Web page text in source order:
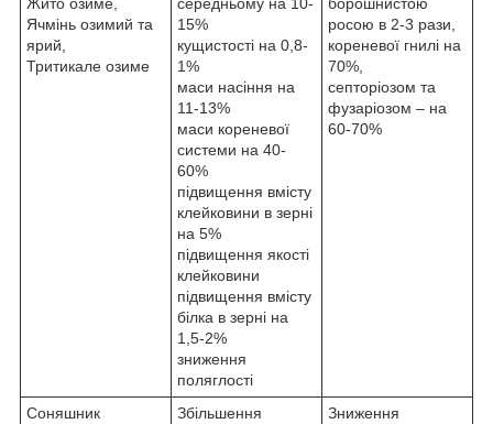
Жито озиме,
Ячмінь озимий та
ярий,
Тритикале озиме
середньому на 10-
15%
кущистості на 0,8-
1%
маси насіння на
11-13%
маси кореневої
системи на 40-
60%
підвищення вмісту
клейковини в зерні
на 5%
підвищення якості
клейковини
підвищення вмісту
білка в зерні на
1,5-2%
зниження
поляглості
борошнистою
росою в 2-3 рази,
кореневої гнилі на
70%,
септоріозом та
фузаріозом – на
60-70%
Соняшник
Збільшення
Зниження